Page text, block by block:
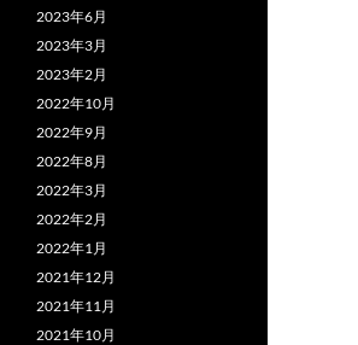
2023年6月
2023年3月
2023年2月
2022年10月
2022年9月
2022年8月
2022年3月
2022年2月
2022年1月
2021年12月
2021年11月
2021年10月